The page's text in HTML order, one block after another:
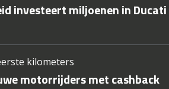
investeert miljoenen in Ducati
kilometers
motorrijders met cashback